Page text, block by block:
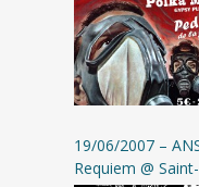
19/06/2007 –
Requiem @